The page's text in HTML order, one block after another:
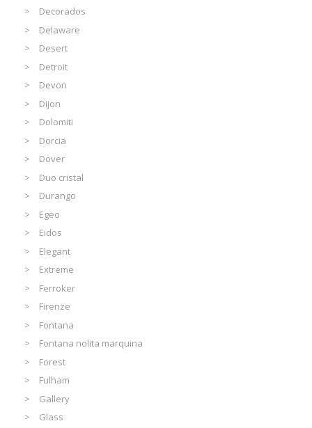
Decorados
Delaware
Desert
Detroit
Devon
Dijon
Dolomiti
Dorcia
Dover
Duo cristal
Durango
Egeo
Eidos
Elegant
Extreme
Ferroker
Firenze
Fontana
Fontana nolita marquina
Forest
Fulham
Gallery
Glass